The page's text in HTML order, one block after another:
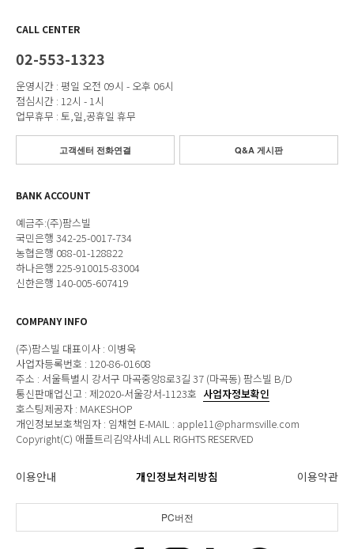
CALL CENTER
02-553-1323
운영시간 : 평일 오전 09시 - 오후 06시
점심시간 : 12시 - 1시
업무휴무 : 토,일,공휴일 휴무
고객센터 전화연결 Q&A 게시판
BANK ACCOUNT
예금주:(주)팜스빌
국민은행 342-25-0017-734
농협은행 088-01-128822
하나은행 225-910015-83004
신한은행 140-005-607419
COMPANY INFO
(주)팜스빌 대표이사 : 이병욱
사업자등록번호 : 120-86-01608
주소 : 서울특별시 강서구 마곡중앙8로3길 37 (마곡동) 팜스빌 B/D
통신판매업신고 : 제2020-서울강서-1123호 사업자정보확인
호스팅제공자 : MAKESHOP
개인정보보호책임자 : 임채현 E-MAIL : apple11@pharmsville.com
Copyright(C) 애플트리김약사네 ALL RIGHTS RESERVED
이용안내 개인정보처리방침 이용약관
PC버전